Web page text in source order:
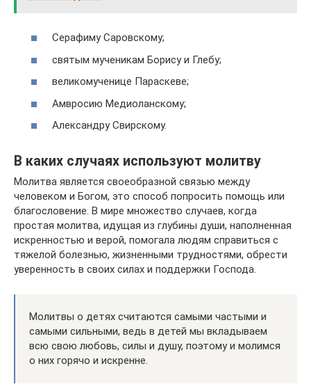
Серафиму Саровскому;
святым мученикам Борису и Глебу;
великомученице Параскеве;
Амвросию Медиоланскому;
Александру Свирскому.
В каких случаях используют молитву
Молитва является своеобразной связью между
человеком и Богом, это способ попросить помощь или
благословение. В мире множество случаев, когда
простая молитва, идущая из глубины души, наполненная
искренностью и верой, помогала людям справиться с
тяжелой болезнью, жизненными трудностями, обрести
уверенность в своих силах и поддержки Господа.
Молитвы о детях считаются самыми частыми и
самыми сильными, ведь в детей мы вкладываем
всю свою любовь, силы и душу, поэтому и молимся
о них горячо и искренне.